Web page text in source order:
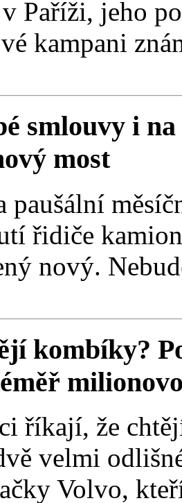
Paříži, jeho
kampani
smlouvy i
most
paušální
řidiče
nový.
kombíky?
říkají, že
velmi
Volvo,